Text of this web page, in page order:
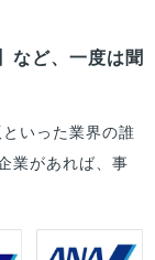
など、一度は聞
いった業界の誰
業があれば、事